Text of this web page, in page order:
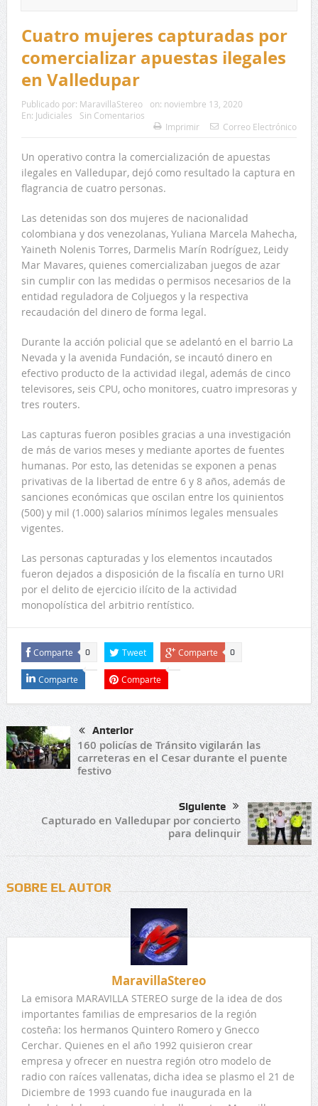
Cuatro mujeres capturadas por
comercializar apuestas ilegales
en Valledupar
Publicado por: MaravillaStereo on: noviembre 13, 2020
En: Judiciales
Sin Comentarios
Imprimir
Correo Electrónico
Un operativo contra la comercialización de apuestas
ilegales en Valledupar, dejó como resultado la captura en
flagrancia de cuatro personas.
Las detenidas son dos mujeres de nacionalidad
colombiana y dos venezolanas, Yuliana Marcela Mahecha,
Yaineth Nolenis Torres, Darmelis Marín Rodríguez, Leidy
Mar Mavares, quienes comercializaban juegos de azar
sin cumplir con las medidas o permisos necesarios de la
entidad reguladora de Coljuegos y la respectiva
recaudación del dinero de forma legal.
Durante la acción policial que se adelantó en el barrio La
Nevada y la avenida Fundación, se incautó dinero en
efectivo producto de la actividad ilegal, además de cinco
televisores, seis CPU, ocho monitores, cuatro impresoras y
tres routers.
Las capturas fueron posibles gracias a una investigación
de más de varios meses y mediante aportes de fuentes
humanas. Por esto, las detenidas se exponen a penas
privativas de la libertad de entre 6 y 8 años, además de
sanciones económicas que oscilan entre los quinientos
(500) y mil (1.000) salarios mínimos legales mensuales
vigentes.
Las personas capturadas y los elementos incautados
fueron dejados a disposición de la fiscalía en turno URI
por el delito de ejercicio ilícito de la actividad
monopolística del arbitrio rentístico.
Comparte 0 Tweet Comparte 0
Comparte Comparte
Anterior
160 policías de Tránsito vigilarán las
carreteras en el Cesar durante el puente
festivo
Siguiente
Capturado en Valledupar por concierto
para delinquir
SOBRE EL AUTOR
MaravillaStereo
La emisora MARAVILLA STEREO surge de la idea de dos
importantes familias de empresarios de la región
costeña: los hermanos Quintero Romero y Gnecco
Cerchar. Quienes en el año 1992 quisieron crear
empresa y ofrecer en nuestra región otro modelo de
radio con raíces vallenatas, dicha idea se plasmo el 21 de
Diciembre de 1993 cuando fue inaugurada en la